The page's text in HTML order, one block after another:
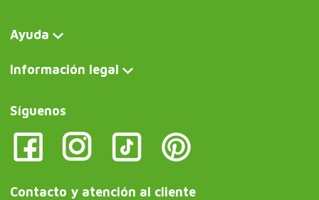
Ayuda
Información legal
Síguenos
Contacto y atención al cliente